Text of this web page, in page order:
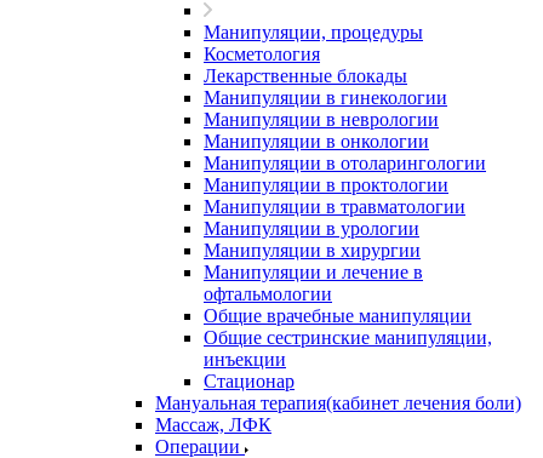
Манипуляции, процедуры
Косметология
Лекарственные блокады
Манипуляции в гинекологии
Манипуляции в неврологии
Манипуляции в онкологии
Манипуляции в отоларингологии
Манипуляции в проктологии
Манипуляции в травматологии
Манипуляции в урологии
Манипуляции в хирургии
Манипуляции и лечение в
офтальмологии
Общие врачебные манипуляции
Общие сестринские манипуляции,
инъекции
Стационар
Мануальная терапия(кабинет лечения боли)
Массаж, ЛФК
Операции